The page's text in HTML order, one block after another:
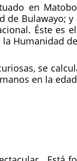
en
de Bulawayo;
Éste es
Humanidad
se
en la